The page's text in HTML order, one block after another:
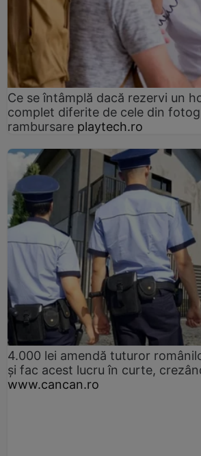
Ce se întâmplă dacă rezervi un
complet diferite de cele din
rambursare playtech.ro
4.000 lei amendă tuturor
și fac acest lucru în curte,
www.cancan.ro